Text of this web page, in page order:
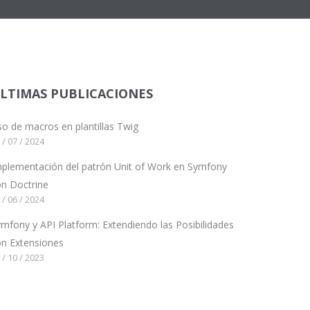
PUBLICACIONES
de macros en plantillas Twig
/ 07 / 2024
del patrón Unit of Work en Symfony
Doctrine
/ 06 / 2024
y API Platform: Extendiendo las Posibilidades
Extensiones
/ 10 / 2023